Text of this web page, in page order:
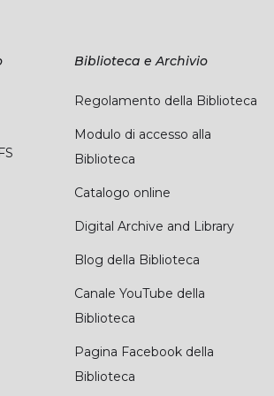
Biblioteca e Archivio
Regolamento della Biblioteca
Modulo di accesso alla
Biblioteca
Catalogo online
Digital Archive and Library
Blog della Biblioteca
Canale YouTube della
Biblioteca
Pagina Facebook della
Biblioteca